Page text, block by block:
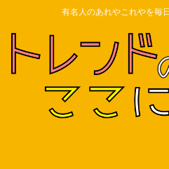
有名人のあれやこれやを毎